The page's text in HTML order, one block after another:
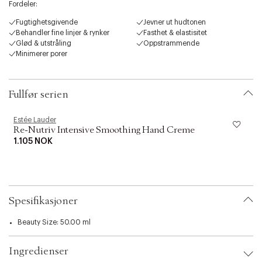
.
v
a
i
o
s
e
i
o
n
Fordeler:
Fugtighetsgivende
Jevner ut hudtonen
Behandler fine linjer & rynker
Fasthet & elastisitet
Glød & utstråling
Oppstrammende
Minimerer porer
Estée Lauder Krem med myk konsistens, svart diamanttrøffelekstrakt,
antialdringseffekt og fuktighetsgivende hud.
Fullfør serien
Estée Lauder
Re-Nutriv Intensive Smoothing Hand Creme
1.105 NOK
Spesifikasjoner
Beauty Size: 50.00 ml
Ingredienser